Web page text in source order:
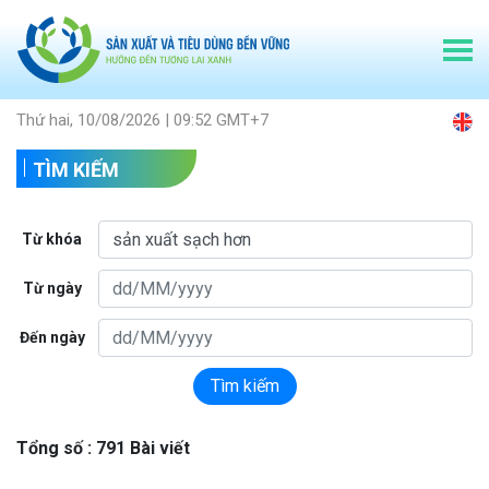
Thứ hai, 10/08/2026 | 09:52 GMT+7
TÌM KIẾM
Từ khóa
Từ ngày
Đến ngày
Tìm kiếm
Tổng số : 791 Bài viết